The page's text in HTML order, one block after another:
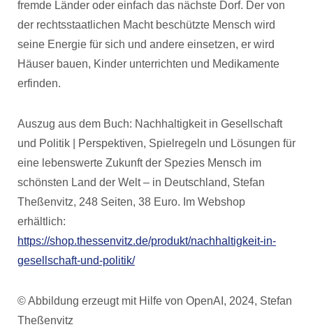
fremde Länder oder einfach das nächste Dorf. Der von
der rechtsstaatlichen Macht beschützte Mensch wird
seine Energie für sich und andere einsetzen, er wird
Häuser bauen, Kinder unterrichten und Medikamente
erfinden.
Auszug aus dem Buch: Nachhaltigkeit in Gesellschaft
und Politik | Perspektiven, Spielregeln und Lösungen für
eine lebenswerte Zukunft der Spezies Mensch im
schönsten Land der Welt – in Deutschland, Stefan
Theßenvitz, 248 Seiten, 38 Euro. Im Webshop
erhältlich:
https://shop.thessenvitz.de/produkt/nachhaltigkeit-in-
gesellschaft-und-politik/
© Abbildung erzeugt mit Hilfe von OpenAI, 2024, Stefan
Theßenvitz